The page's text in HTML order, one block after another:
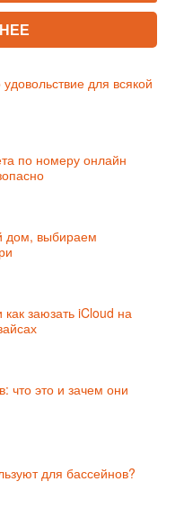
для всякой
по номеру онлайн
дом, выбираем
заюзать iCloud на
что это и зачем они
для бассейнов?